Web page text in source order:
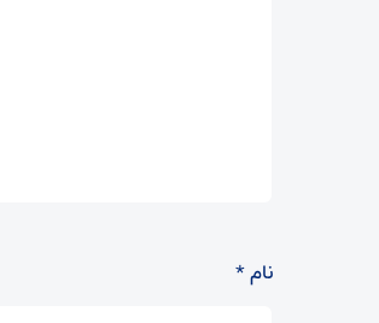
نام*